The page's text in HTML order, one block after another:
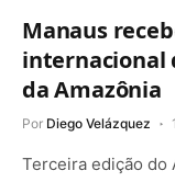
Manaus
internacional
da Amazônia
Por Diego Velázquez
Terceira edição do